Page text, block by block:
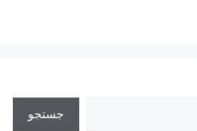
جستجو